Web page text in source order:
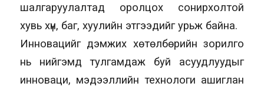
шалгаруулалтад оролцох сонирхолтой
хувь хүн, баг, хуулийн этгээдийг урьж байна.
Инновацийг дэмжих хөтөлбөрийн зорилго
нь нийгэмд тулгамдаж буй асуудлуудыг
инноваци, мэдээллийн технологи ашиглан